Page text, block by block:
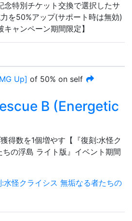
念特別チケット交換で選択したサ
を50%アップ(サポート時は無効)
キャンペーン期間限定】
Up] of 50% on self
B (Energetic
得数を1個増やす【『復刻:水怪ク
の浮島 ライト版』イベント期間
:水怪クライシス 無垢なる者たちの